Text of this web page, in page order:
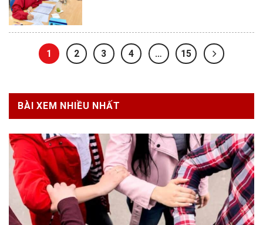
1 2 3 4 … 15
BÀI XEM NHIỀU NHẤT